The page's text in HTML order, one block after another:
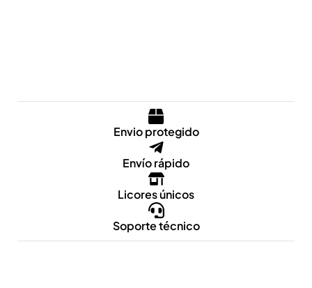
Envio protegido
Envío rápido
Licores únicos
Soporte técnico